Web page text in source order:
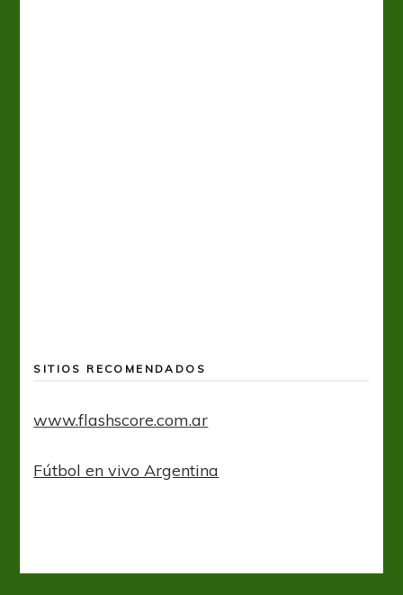
SITIOS RECOMENDADOS
www.flashscore.com.ar
Fútbol en vivo Argentina